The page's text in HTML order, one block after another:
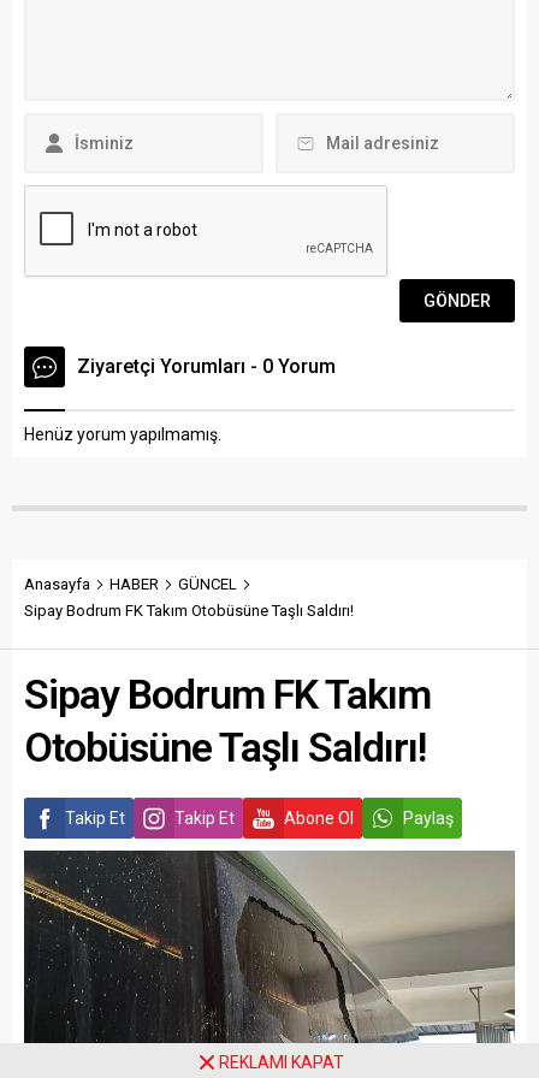
Ziyaretçi Yorumları - 0 Yorum
Henüz yorum yapılmamış.
Anasayfa HABER
GÜNCEL
Sipay Bodrum FK Takım Otobüsüne Taşlı Saldırı!
Sipay Bodrum FK Takım
Otobüsüne Taşlı Saldırı!
Takip Et Takip Et Abone Ol Paylaş
REKLAMI KAPAT